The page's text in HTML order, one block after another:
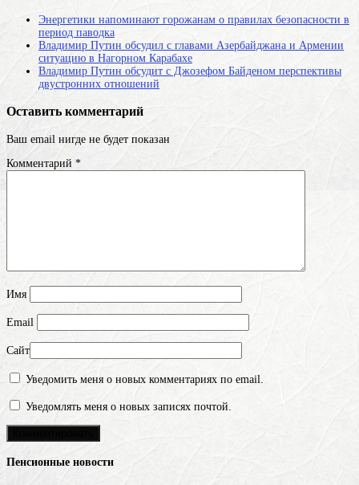
Энергетики напоминают горожанам о правилах безопасности в
период паводка
Владимир Путин обсудил с главами Азербайджана и Армении
ситуацию в Нагорном Карабахе
Владимир Путин обсудит с Джозефом Байденом перспективы
двустронних отношений
Оставить комментарий
Ваш email нигде не будет показан
Комментарий *
Имя
Email
Сайт
Уведомить меня о новых комментариях по email.
Уведомлять меня о новых записях почтой.
Пенсионные новости